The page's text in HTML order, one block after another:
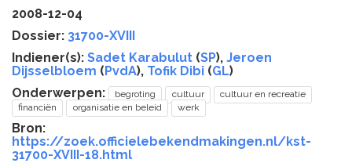
2008-12-04
Dossier: 31700-XVIII
Indiener(s): Sadet Karabulut (SP), Jeroen
Dijsselbloem (PvdA), Tofik Dibi (GL)
Onderwerpen:
begroting cultuur
cultuur en recreatie
financiën
organisatie en beleid werk
Bron:
https://zoek.officielebekendmakingen.nl/kst-
31700-XVIII-18.html